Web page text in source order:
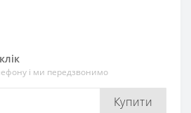
і ми передзвонимо
Купити